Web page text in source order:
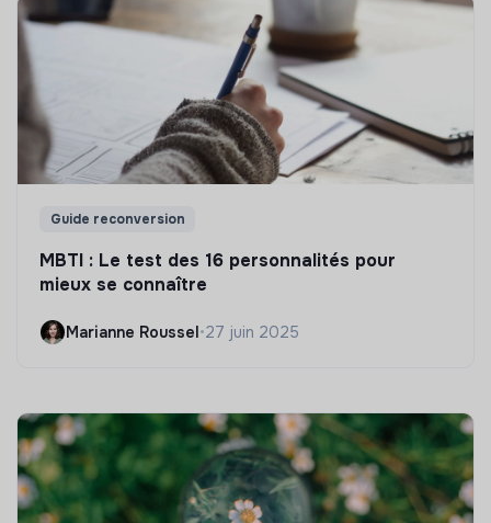
Guide reconversion
MBTI : Le test des 16 personnalités pour
mieux se connaître
Marianne Roussel•27 juin 2025